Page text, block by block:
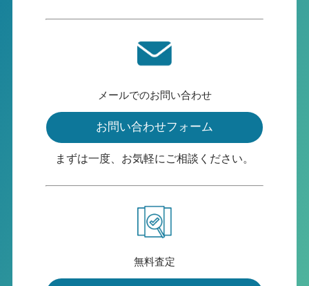
メールでのお問い合わせ
お問い合わせフォーム
まずは一度、お気軽にご相談ください。
無料査定